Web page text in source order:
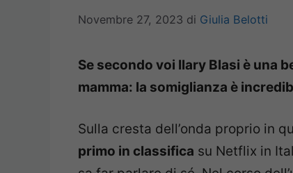
Novembre 27, 2023 di Giulia Belotti
Se secondo voi Ilary Blasi è una
mamma: la somiglianza è
Sulla cresta dell’onda proprio in
primo in classifica su Netflix in